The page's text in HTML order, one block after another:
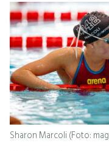
Sharon Marcoli (Foto: